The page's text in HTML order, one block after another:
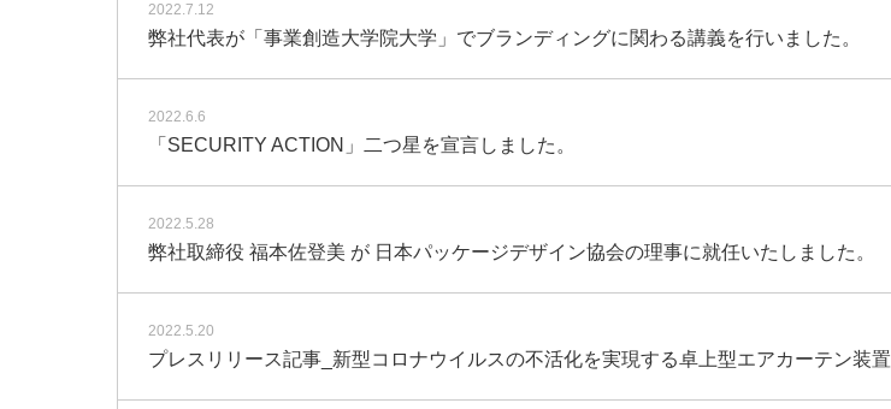
2022.7.12
弊社代表が「事業創造大学院大学」でブランディングに関わる講義を行いました。
2022.6.6
「SECURITY ACTION」二つ星を宣言しました。
2022.5.28
弊社取締役 福本佐登美 が 日本パッケージデザイン協会の理事に就任いたしました。
2022.5.20
プレスリリース記事_新型コロナウイルスの不活化を実現する卓上型エアカーテン装置